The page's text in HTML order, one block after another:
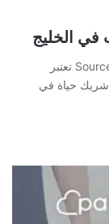
في الخليج
تطبيق زواج الميسيار: مقدمة Source: www.okaz.com.sa تعتبر
شريك حياة في